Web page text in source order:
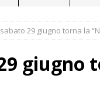
29 giugno torna la
giugno